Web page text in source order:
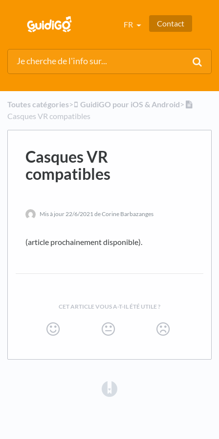
FR Contact
Toutes catégories​>​ ​GuidiGO pour iOS & Android​>​
Casques VR compatibles
Casques VR
compatibles
Mis à jour22/6/2021de Corine Barbazanges
(article prochainement disponible).
CET ARTICLE VOUS A-T-IL ÉTÉ UTILE ?